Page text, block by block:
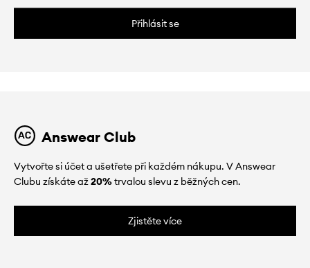
Přihlásit se
Answear Club
Vytvořte si účet a ušetřete při každém nákupu. V Answear
Clubu získáte až20%trvalou slevu z běžných cen.
Zjistěte více